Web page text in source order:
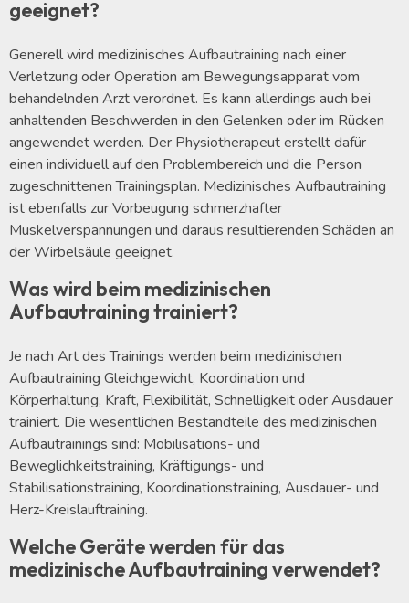
geeignet?
Generell wird medizinisches Aufbautraining nach einer
Verletzung oder Operation am Bewegungsapparat vom
behandelnden Arzt verordnet. Es kann allerdings auch bei
anhaltenden Beschwerden in den Gelenken oder im Rücken
angewendet werden. Der Physiotherapeut erstellt dafür
einen individuell auf den Problembereich und die Person
zugeschnittenen Trainingsplan. Medizinisches Aufbautraining
ist ebenfalls zur Vorbeugung schmerzhafter
Muskelverspannungen und daraus resultierenden Schäden an
der Wirbelsäule geeignet.
Was wird beim medizinischen
Aufbautraining trainiert?
Je nach Art des Trainings werden beim medizinischen
Aufbautraining Gleichgewicht, Koordination und
Körperhaltung, Kraft, Flexibilität, Schnelligkeit oder Ausdauer
trainiert. Die wesentlichen Bestandteile des medizinischen
Aufbautrainings sind: Mobilisations- und
Beweglichkeitstraining, Kräftigungs- und
Stabilisationstraining, Koordinationstraining, Ausdauer- und
Herz-Kreislauftraining.
Welche Geräte werden für das
medizinische Aufbautraining verwendet?